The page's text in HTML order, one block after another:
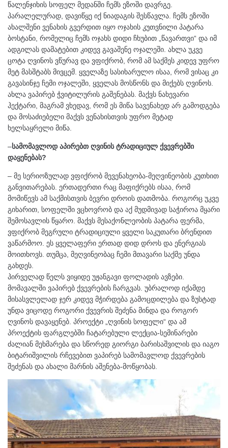
წალენჯიხის სოფელ მედანში ჩემს ეზოში დავრგე.
პარალელურად, დავიწყე იქ ნიადაგის შესწავლა. ჩემს ეზოში
ახალშენი ვენახის გვერდით იყო ოჯახის კუთვნილი პატარა
ბოსტანი, რომელიც ჩემს ოჯახს დიდი ჩხუბით „წავართვი“ და იმ
ადგილას დამატებით კიდევ გავაშენე ოჯალეში. ახლა უკვე
ცოტა ღვინოს ვწურავ და ვფიქრობ, რომ ამ საქმეს კიდევ უფრო
მეტ მასშტაბს მივცემ. ყველაზე სასიხარულო ისაა, რომ ვისაც კი
გავასინჯე ჩემი ოჯალეში, ყველას მოსწონს და მიქებს ღვინოს.
ახლა ვაპირებ ჭვიტილურის გაშენებას. მაქვს ნახევარი
ჰექტარი, მაგრამ ვხედავ, რომ ეს მიწა სავენახედ არ გამოდგება
და მოსაძიებელი მაქვს ვენახისთვის უფრო მეტად
ხელსაყრელი მიწა.
–სამომავლოდ აპირებთ ღვინის ტრადიციულ ქვევრებში
დაყენებას?
– მე სერიოზულად ვფიქრობ მევენახეობა-მეღვინეობის კუთხით
განვითარებას. ერთადერთი რაც მაფიქრებს ისაა, რომ
მომიწევს ამ საქმისთვის ბევრი დროის დათმობა. როგორც უკვე
გიხარით, სოფელში ვცხოვრობ და აქ მუდმივად საჭიროა მყარი
შემოსავლის წყარო. მაქვს მესაქონლეობის პატარა ფერმა,
ვფიქრობ მეგრული ტრადიციული ყველი საკუთარი ბრენდით
ვაწარმოო. ეს ყველაფერი ერთად დიდ დროს და ენერგიას
მოითხოვს. თუმცა, მეღვინეობაც ჩემი მთავარი საქმე უნდა
გახდეს.
პირველად წელს ვიყიდე უჟანგავი ფოლადის ავზები.
მომავალში ვაპირებ ქვევრების ჩარგვას. უბრალოდ იქამდე
მისასვლელად ჯერ კიდევ მჭირდება გამოცდილება და ზუსტად
უნდა ვიცოდე როგორი ქვევრის შეძენა მინდა და როგორ
ღვინოს დავაყენებ. პროექტი „ღვინის სოფელი“ და ამ
პროექტის ფარგლებში ჩატარებული ლექცია-სემინარები
ძალიან მეხმარება და სწორედ გიორგი ბარისაშვილის და იაგო
ბიტარიშვილის რჩევებით ვაპირებ სამომავლოდ ქვევრების
შეძენას და ახალი მარნის აშენება-მოწყობას.